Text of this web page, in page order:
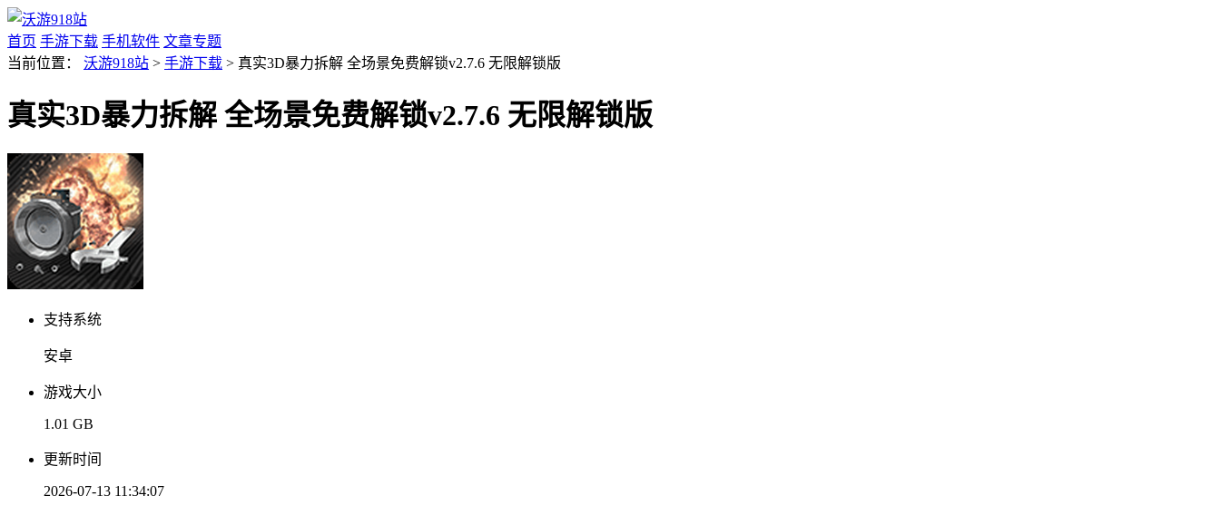
首页 手游下载 手机软件 文章专题
当前位置： 沃游918站 > 手游下载 > 真实3D暴力拆解 全场景免费解锁v2.7.6 无限解锁版
真实3D暴力拆解 全场景免费解锁v2.7.6 无限解锁版
支持系统
安卓
游戏大小
1.01 GB
更新时间
2026-07-13 11:34:07